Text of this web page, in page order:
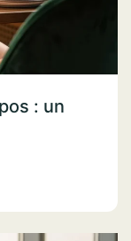
: un